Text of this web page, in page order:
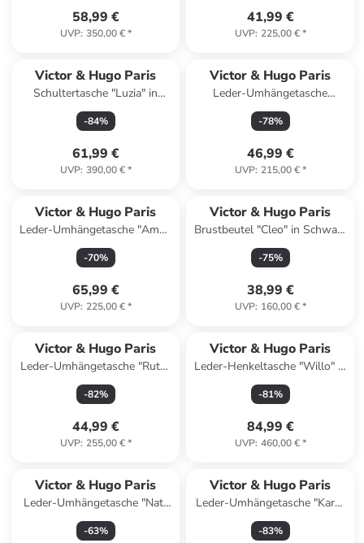
58,99 €
UVP: 350,00 €*
41,99 €
UVP: 225,00 €*
Victor & Hugo Paris
Schultertasche "Luzia" in
Beige/ Schwarz - (B)28 x
(H)34 x (T)15 cm
-84%
61,99 €
UVP: 390,00 €*
Victor & Hugo Paris
Leder-Umhängetasche
"Christian" in Pink - (B)26 x
(H)19 x (T)9 cm
-78%
46,99 €
UVP: 215,00 €*
Victor & Hugo Paris
Leder-Umhängetasche "Amel"
in Camel - (B)22,5 x (H)18,5 x
(T)6 cm
-70%
65,99 €
UVP: 225,00 €*
Victor & Hugo Paris
Brustbeutel "Cleo" in Schwarz
- (B)30 x (H)20 x (T)6 cm
-75%
38,99 €
UVP: 160,00 €*
Victor & Hugo Paris
Leder-Umhängetasche "Ruth"
in Schwarz - (B)26 x (H)20 x
(T)8 cm
-82%
44,99 €
UVP: 255,00 €*
Victor & Hugo Paris
Leder-Henkeltasche "Willo" in
Schwarz - (B)40 x (H)30 x
(T)11 cm
-81%
84,99 €
UVP: 460,00 €*
Victor & Hugo Paris
Leder-Umhängetasche "Nat"
in Schwarz - (B)20 x (H)15 x
(T)6 cm
-63%
Victor & Hugo Paris
Leder-Umhängetasche "Kara"
cm
-83%